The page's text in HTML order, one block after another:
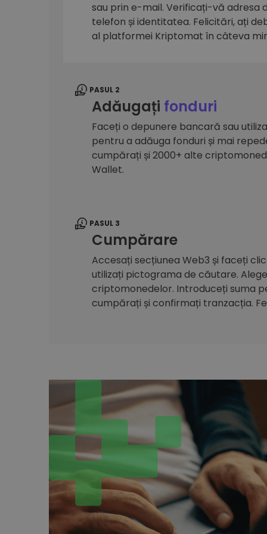
Explorator de investiții
Găsește-ți strategia cripto
sau prin e-mail. Verificați-vă adresa
telefon și identitatea. Felicitări, ați
al platformei Kriptomat în câteva
PASUL 2
Adăugați fonduri
Faceți o depunere bancară sau
pentru a adăuga fonduri și mai
cumpărați și 2000+ alte
Wallet.
PASUL 3
Cumpărare
Accesați secțiunea Web3 și faceți
utilizați pictograma de căutare.
criptomonedelor. Introduceți suma
cumpărați și confirmați tranzacția.